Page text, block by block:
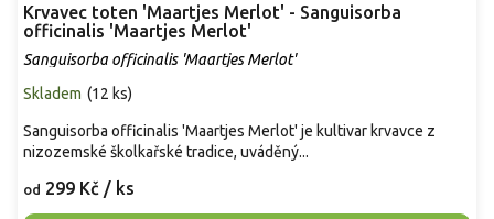
Krvavec toten 'Maartjes Merlot' - Sanguisorba
officinalis 'Maartjes Merlot'
Sanguisorba officinalis 'Maartjes Merlot'
Skladem (12 ks)
od 299 Kč / ks
Sanguisorba officinalis 'Maartjes Merlot' je kultivar krvavce z
nizozemské školkařské tradice, uváděný...